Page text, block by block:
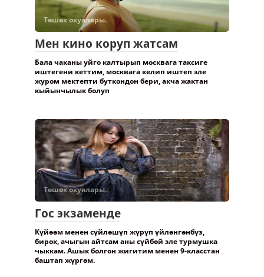
Төшөк окуялары.
Мен кино коруп жатсам
Бала чаканы уйго калтырып москвага таксиге
иштегени кеттим, москвага келип иштеп эле
журом мектепти буткондон бери, акча жактан
кыйынчылык болуп
Төшөк окуялары.
Гос экзаменде
Күйөөм менен сүйлөшүп жүрүп үйлөнгөнбүз,
бирок, ачыгын айтсам аны сүйбөй эле турмушка
чыккам. Ашык болгон жигитим менен 9-класстан
баштап жүргөм.